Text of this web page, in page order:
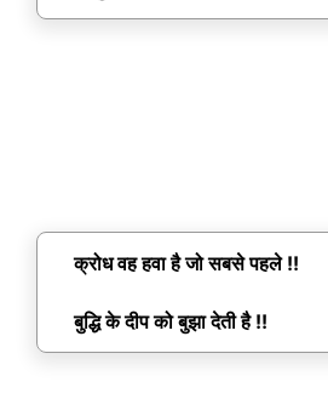
क्रोध वह हवा है जो सबसे पहले !!
बुद्धि के दीप को बुझा देती है !!